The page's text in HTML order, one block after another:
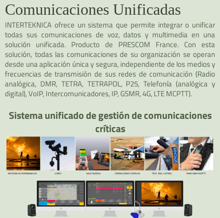
Comunicaciones Unificadas
INTERTEKNICA ofrece un sistema que permite integrar o unificar
todas sus comunicaciones de voz, datos y multimedia en una
solución unificada. Producto de PRESCOM France. Con esta
solución, todas las comunicaciones de su organización se operan
desde una aplicación única y segura, independiente de los medios y
frecuencias de transmisión de sus redes de comunicación (Radio
analógica, DMR, TETRA, TETRAPOL, P25, Telefonía (analógica y
digital), VoIP, Intercomunicadores, IP, GSMR, 4G, LTE MCPTT).
Sistema unificado de gestión de comunicaciones
críticas